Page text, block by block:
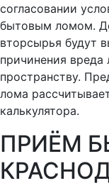
согласовании
бытовым ломом.
вторсырья будут
причинения
пространству.
лома
калькулятора.
ПРИЁМ